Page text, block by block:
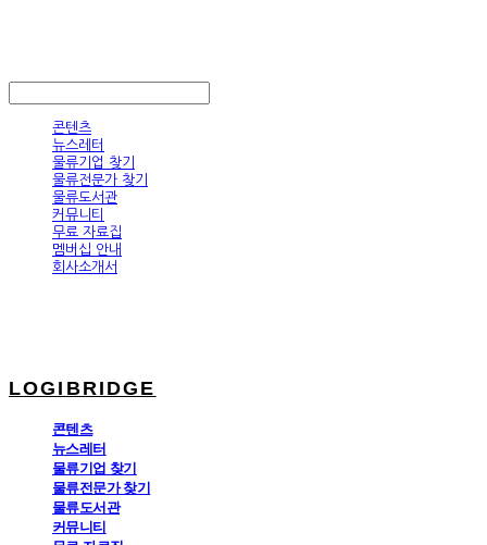
콘텐츠
뉴스레터
물류기업 찾기
물류전문가 찾기
물류도서관
커뮤니티
무료 자료집
멤버십 안내
회사소개서
LOGIBRIDGE
콘텐츠
뉴스레터
물류기업 찾기
물류전문가 찾기
물류도서관
커뮤니티